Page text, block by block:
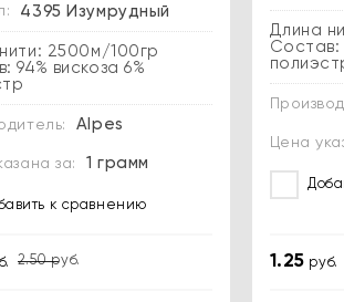
4395 Изумрудный
2500м/100гр
94% вискоза 6%
Alpes
за: 1 грамм
к сравнению
2.50руб.
Длина
Состав:
Цена
1.25 руб.